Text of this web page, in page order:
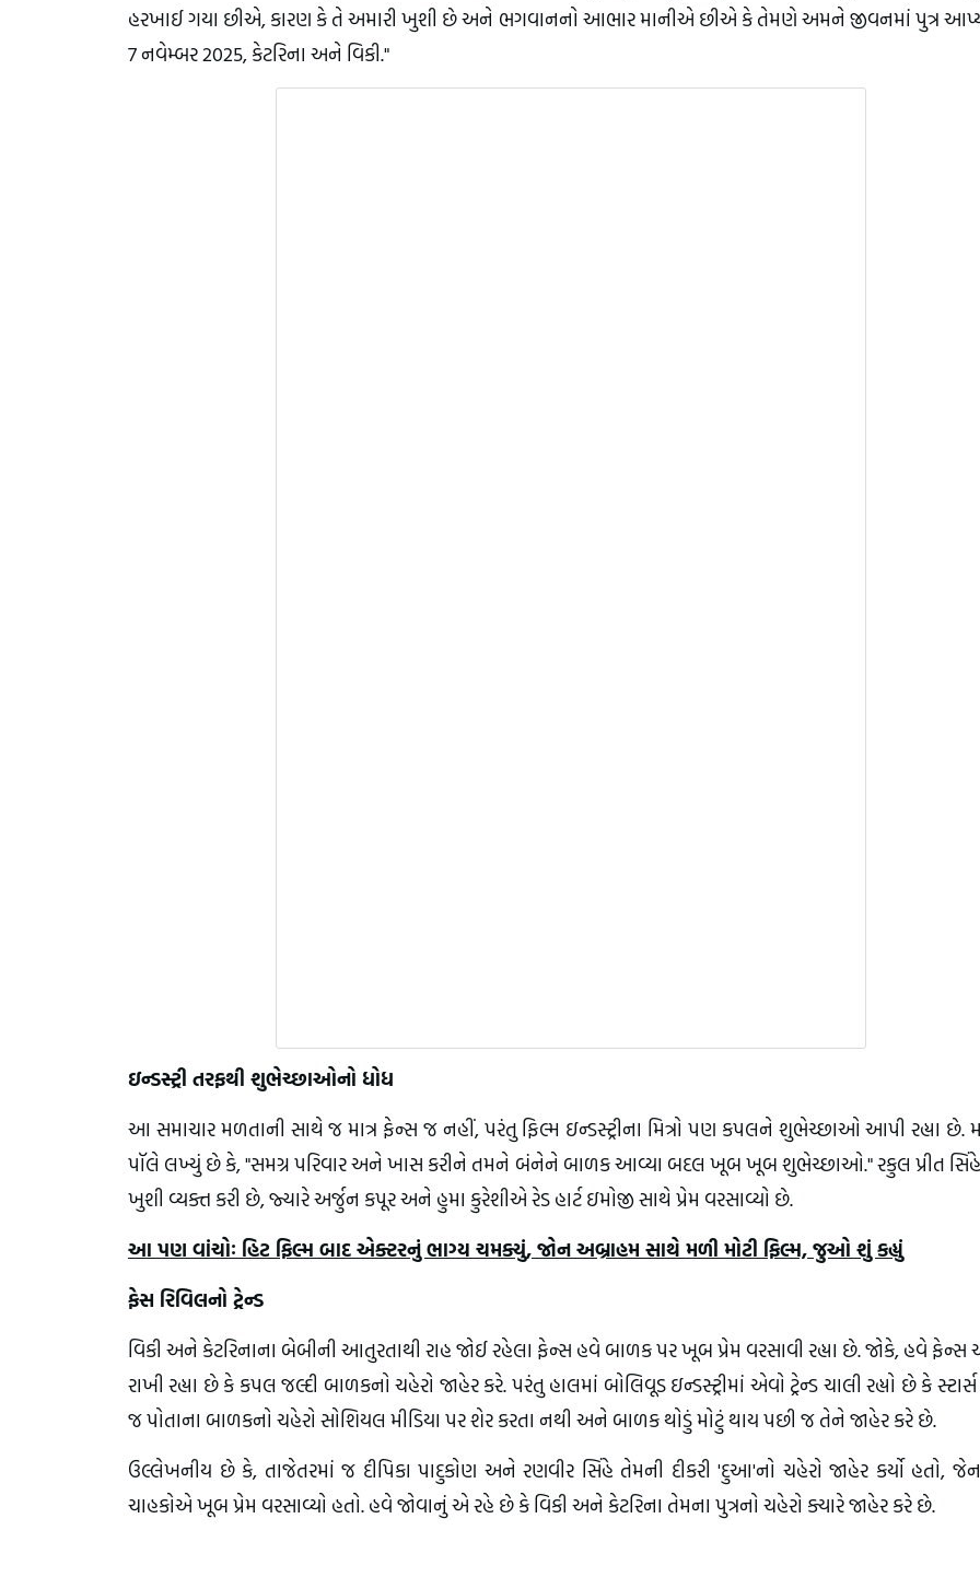
હરખાઈ ગયા છીએ, કારણ કે તે અમારી ખુશી છે અને ભગવાનનો આભાર માનીએ છીએ કે તેમણે અમને જીવનમાં પુત્ર
7 નવેમ્બર 2025, કેટરિના અને વિકી."
ઇન્ડસ્ટ્રી તરફથી શુભેચ્છાઓનો ધોધ
આ સમાચાર મળતાની સાથે જ માત્ર ફેન્સ જ નહીં, પરંતુ ફિલ્મ ઇન્ડસ્ટ્રીના મિત્રો પણ કપલને શુભેચ્છાઓ આપી રહ્યા છે.
પૉલે લખ્યું છે કે, "સમગ્ર પરિવાર અને ખાસ કરીને તમને બંનેને બાળક આવ્યા બદલ ખૂબ ખૂબ શુભેચ્છાઓ." રકુલ પ્રીત
ખુશી વ્યક્ત કરી છે, જ્યારે અર્જુન કપૂર અને હુમા કુરેશીએ રેડ હાર્ટ ઇમોજી સાથે પ્રેમ વરસાવ્યો છે.
આ પણ વાંચોઃ હિટ ફિલ્મ બાદ એક્ટરનું ભાગ્ય ચમક્યું, જોન અબ્રાહમ સાથે મળી મોટી ફિલ્મ, જુઓ શું કહ્યું
ફેસ રિવિલનો ટ્રેન્ડ
વિકી અને કેટરિનાના બેબીની આતુરતાથી રાહ જોઈ રહેલા ફેન્સ હવે બાળક પર ખૂબ પ્રેમ વરસાવી રહ્યા છે. જોકે, હવે
રાખી રહ્યા છે કે કપલ જલ્દી બાળકનો ચહેરો જાહેર કરે. પરંતુ હાલમાં બોલિવૂડ ઇન્ડસ્ટ્રીમાં એવો ટ્રેન્ડ ચાલી રહ્યો છે કે
જ પોતાના બાળકનો ચહેરો સોશિયલ મીડિયા પર શેર કરતા નથી અને બાળક થોડું મોટું થાય પછી જ તેને જાહેર કરે છે.
ઉલ્લેખનીય છે કે, તાજેતરમાં જ દીપિકા પાદુકોણ અને રણવીર સિંહે તેમની દીકરી 'દુઆ'નો ચહેરો જાહેર કર્યો હતો,
ચાહકોએ ખૂબ પ્રેમ વરસાવ્યો હતો. હવે જોવાનું એ રહે છે કે વિકી અને કેટરિના તેમના પુત્રનો ચહેરો ક્યારે જાહેર કરે છે.